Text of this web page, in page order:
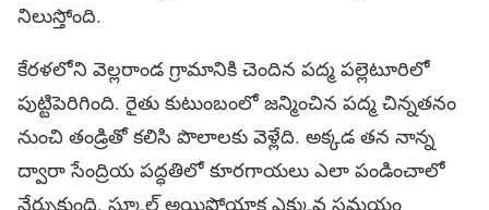
నిలుస్తోంది.
కేరళలోని వెల్లరాండ గ్రామానికి చెందిన పద్మ పల్లెటూరిలో
పుట్టిపెరిగింది. రైతు కుటుంబంలో జన్మించిన పద్మ చిన్నతనం
నుంచి తండ్రితో కలిసి పొలాలకు వెళ్లేది. అక్కడ తన నాన్న
ద్వారా సేంద్రియ పద్ధతిలో కూరగాయలు ఎలా పండించాలో
నేర్చుకుంది. స్కూల్ అయిపోయాక ఎక్కువ సమయం